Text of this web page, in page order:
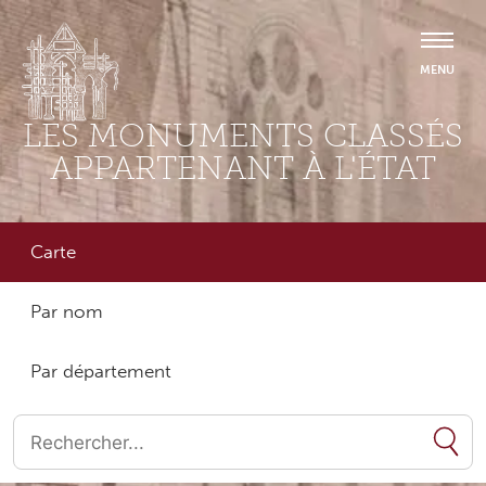
LES MONUMENTS CLASSÉS
APPARTENANT À L'ÉTAT
Carte
Par nom
Par département
Quand les résultats de l'auto-complétion sont disponibles,